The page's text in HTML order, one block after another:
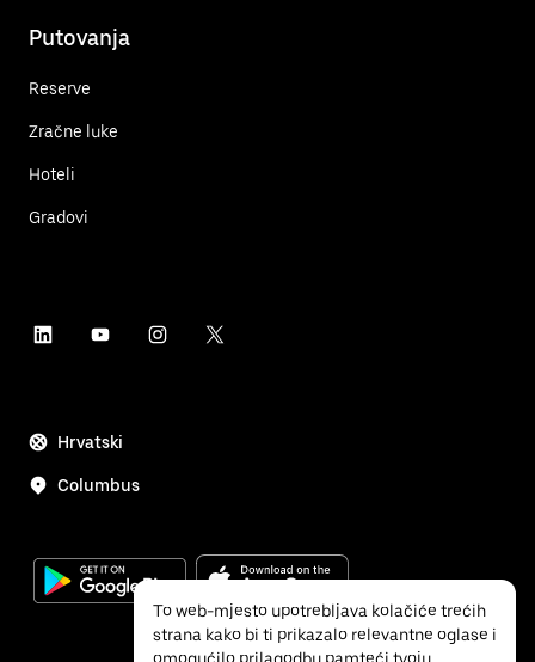
Putovanja
Reserve
Zračne luke
Hoteli
Gradovi
Hrvatski
Columbus
To web-mjesto upotrebljava kolačiće trećih
strana kako bi ti prikazalo relevantne oglase i